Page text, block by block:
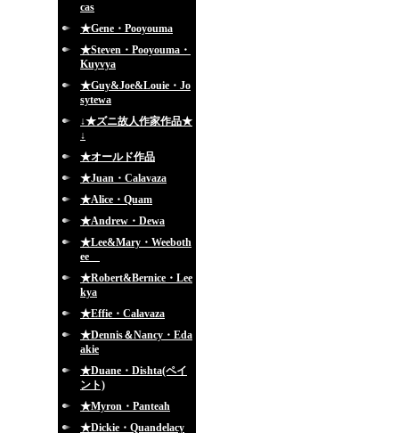
cas
★Gene・Pooyouma
★Steven・Pooyouma・
Kuyvya
★Guy&Joe&Louie・Jo
sytewa
↓★ズニ故人作家作品★
↓
★オールド作品
★Juan・Calavaza
★Alice・Quam
★Andrew・Dewa
★Lee&Mary・Weeboth
ee
★Robert&Bernice・Lee
kya
★Effie・Calavaza
★Dennis＆Nancy・Eda
akie
★Duane・Dishta(ペイ
ント)
★Myron・Panteah
★Dickie・Quandelacy